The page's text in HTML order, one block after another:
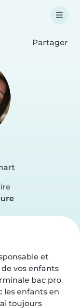
Partager
et
vos enfants
bac pro
les enfants en
toujours